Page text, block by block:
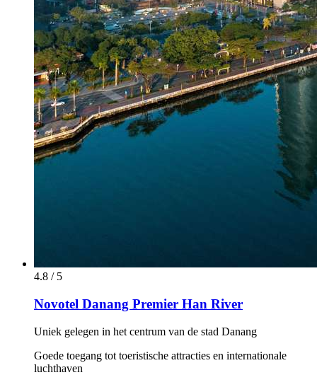
4.8 / 5
Novotel Danang Premier Han River
Uniek gelegen in het centrum van de stad Danang
Goede toegang tot toeristische attracties en internationale
luchthaven